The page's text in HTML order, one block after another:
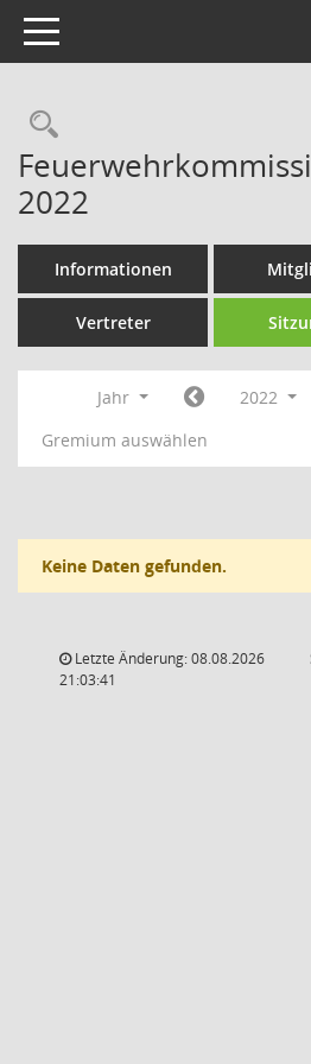
Toggle navigation
Rechercheauswahl
2022
Informationen
Vertreter
Jahr
2022
Gremium auswählen
Keine Daten gefunden.
Letzte Änderung: 08.08.2026
21:03:41